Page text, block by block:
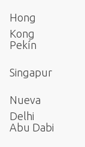
Hong
Kong
Pekín
Singapur
Nueva
Delhi
Abu Dabi